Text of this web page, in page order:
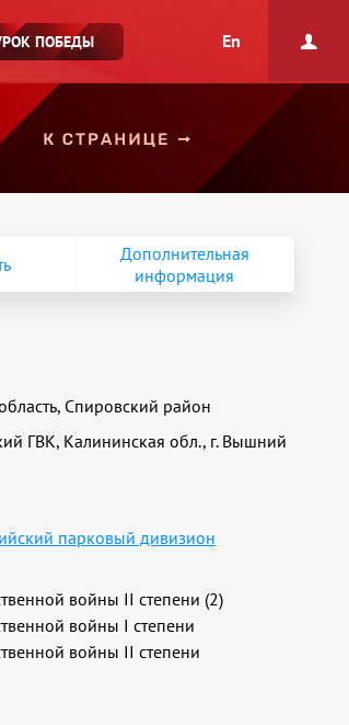
ПОБЕДЫ En
Дополнительная
информация
Спировский район
ГВК, Калининская обл., г. Вышний
парковый дивизион
войны II степени (2)
войны I степени
войны II степени